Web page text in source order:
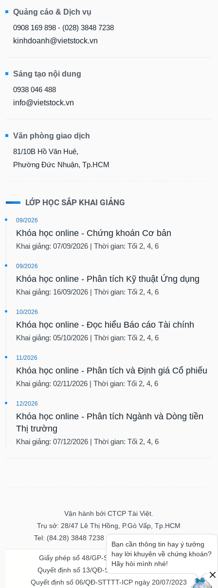
Quảng cáo & Dịch vụ
0908 169 898 - (028) 3848 7238
kinhdoanh@vietstock.vn
Sáng tạo nội dung
0938 046 488
info@vietstock.vn
Văn phòng giao dịch
81/10B Hồ Văn Huê,
Phường Đức Nhuận, Tp.HCM
LỚP HỌC SẮP KHAI GIẢNG
09/2026
Khóa học online - Chứng khoán Cơ bản
Khai giảng: 07/09/2026 | Thời gian: Tối 2, 4, 6
09/2026
Khóa học online - Phân tích Kỹ thuật Ứng dụng
Khai giảng: 16/09/2026 | Thời gian: Tối 2, 4, 6
10/2026
Khóa học online - Đọc hiểu Báo cáo Tài chính
Khai giảng: 05/10/2026 | Thời gian: Tối 2, 4, 6
11/2026
Khóa học online - Phân tích và Định giá Cổ phiếu
Khai giảng: 02/11/2026 | Thời gian: Tối 2, 4, 6
12/2026
Khóa học online - Phân tích Ngành và Dòng tiền
Thị trường
Khai giảng: 07/12/2026 | Thời gian: Tối 2, 4, 6
Vận hành bởi CTCP Tài Việt.
Trụ sở: 28/47 Lê Thị Hồng, P.Gò Vấp, Tp.HCM
Tel: (84.28) 3848 7238 - Fax: (84.28) 3848 7237
Giấy phép số 48/GP-STTTT ngày 04/11/2016
Quyết định số 13/QĐ-STTTT ngày 02/11/2017
Quyết định số 06/QĐ-STTTT-ICP ngày 20/07/2023
Bạn cần thông tin hay ý tưởng
hay lời khuyên về chứng khoán?
Hãy hỏi mình nhé!